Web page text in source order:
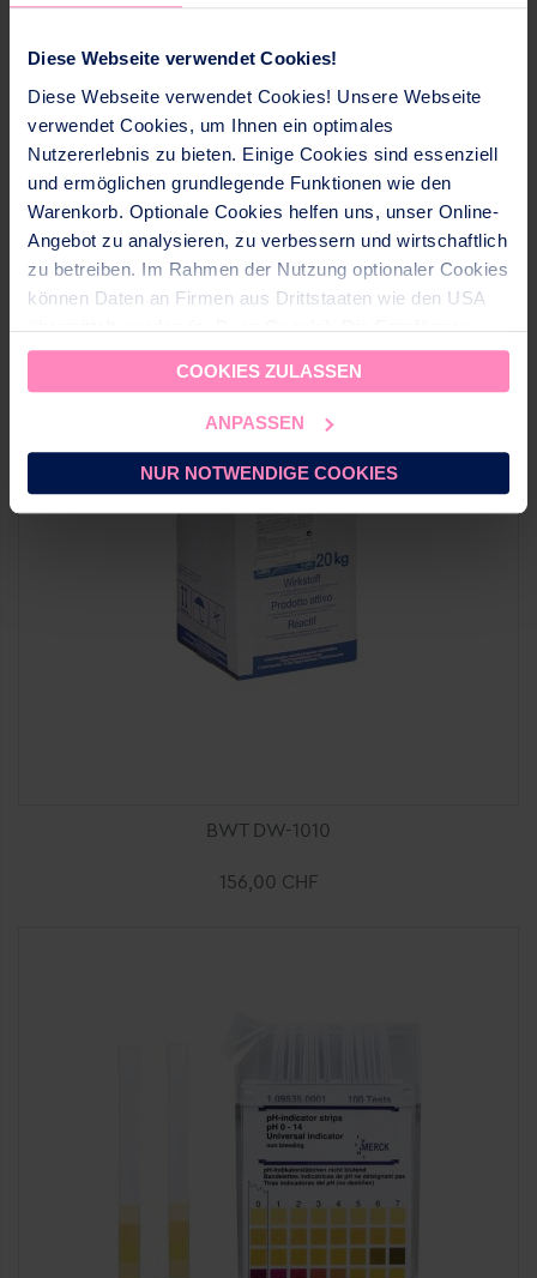
Diese Webseite verwendet Cookies!
Diese Webseite verwendet Cookies! Unsere Webseite
verwendet Cookies, um Ihnen ein optimales
Nutzererlebnis zu bieten. Einige Cookies sind essenziell
und ermöglichen grundlegende Funktionen wie den
Warenkorb. Optionale Cookies helfen uns, unser Online-
Angebot zu analysieren, zu verbessern und wirtschaftlich
zu betreiben. Im Rahmen der Nutzung optionaler Cookies
können Daten an Firmen aus Drittstaaten wie den USA
übermittelt werden (z. B. an Google). Die Empfänger
dieser Daten sind im CH-US Data Privacy Framework
(DPF) gelistet, dass ein angemessenes
Datenschutzniveau gewährleistet. Für nicht zertifizierte
EU‑Standardvertragsklauseln mit CH‑Ergänzungen) ein.
Sie könnenalle Cookies akzeptierenodernur
. Ihre gewählte
Einstellung können Sie im Fußbereich dieser Website
jederzeit aufrufen und ändern.
COOKIES ZULASSEN
ANPASSEN
NUR NOTWENDIGE COOKIES
AQUARIS K-02
580,00 CHF
Ajouter au panier
BWT DW-1010
156,00 CHF
Ajouter au panier